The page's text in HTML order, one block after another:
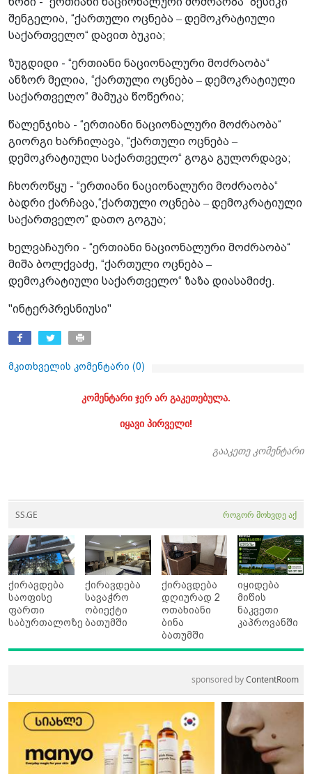
შენგელია, “ქართული ოცნება ‒ დემოკრატიული
საქართველო“ დავით ბუკია;
ზუგდიდი - “ერთიანი ნაციონალური მოძრაობა“
ანზორ მელია, “ქართული ოცნება ‒ დემოკრატიული
საქართველო“ მამუკა წოწერია;
წალენჯიხა - “ერთიანი ნაციონალური მოძრაობა“
გიორგი ხარჩილავა, “ქართული ოცნება ‒
დემოკრატიული საქართველო“ გოგა გულორდავა;
ჩხოროწყუ - “ერთიანი ნაციონალური მოძრაობა“
ბადრი ქარჩავა,“ქართული ოცნება ‒ დემოკრატიული
საქართველო“ დათო გოგუა;
ხელვაჩაური - “ერთიანი ნაციონალური მოძრაობა“
მიშა ბოლქვაძე, “ქართული ოცნება ‒
დემოკრატიული საქართველო“ ზაზა დიასამიძე.
"ინტერპრესნიუსი"
მკითხველის კომენტარი (0)
კომენტარი ჯერ არ გაკეთებულა.
იყავი პირველი!
გააკეთე კომენტარი
SS.GE როგორ მოხვდე აქ
ქირავდება
საოფისე
ფართი
საბურთალოზე
ქირავდება
სავაჭრო
ობიექტი
ბათუმში
ქირავდება
დღიურად 2
ოთახიანი
ბინა
ბათუმში
იყიდება
მიწის
ნაკვეთი
კაპროვანში
sponsored byContentRoom